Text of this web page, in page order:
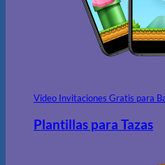
Video Invitaciones Gratis para
Plantillas para Tazas